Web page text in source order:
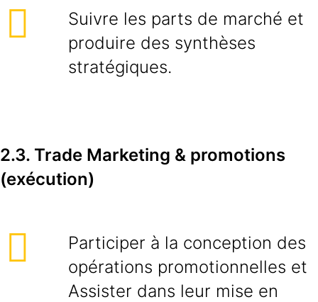
Suivre les parts de marché et
produire des synthèses
stratégiques.
2.3. Trade Marketing & promotions
(exécution)
Participer à la conception des
opérations promotionnelles et
Assister dans leur mise en